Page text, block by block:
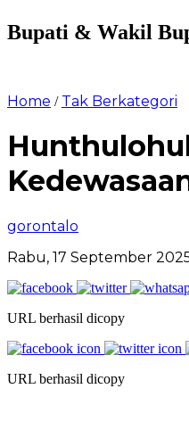
Bupati & Wakil
Home / Tak Berkategori
gorontalo
Rabu, 17 September
URL berhasil dicopy
URL berhasil dicopy